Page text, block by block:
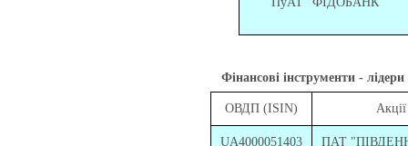
Фінансові інструменти -
ОВДП (ISIN)
UA4000051403 ПАТ